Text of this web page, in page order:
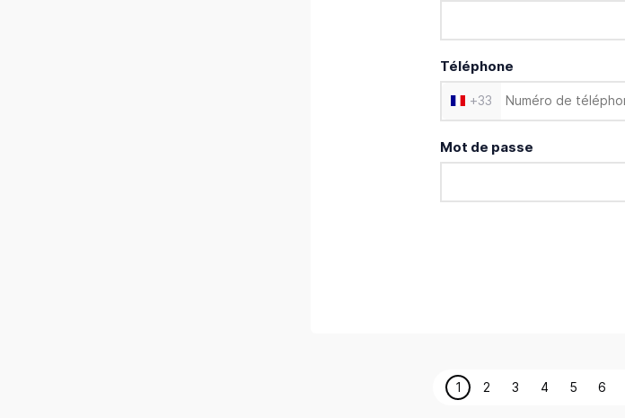
Téléphone
+33
Mot de passe
1 2 3 4 5 6